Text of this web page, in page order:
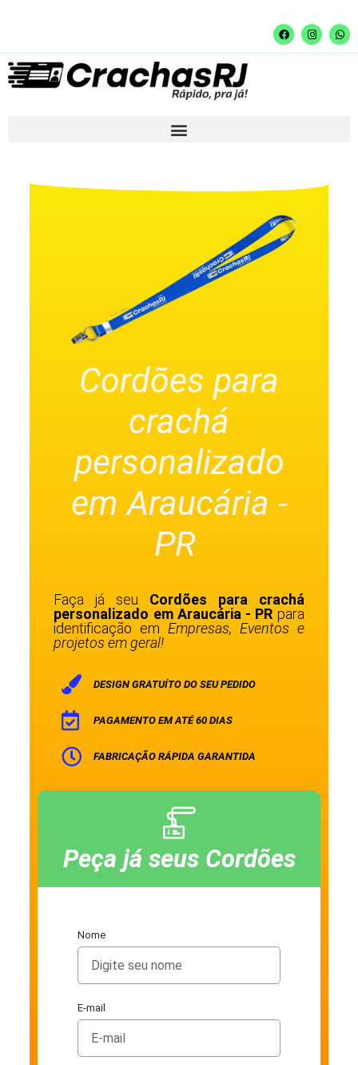
Cordões para
crachá
personalizado
em Araucária -
PR
Faça já seu Cordões para crachá
personalizado em Araucária - PR para
identificação em Empresas, Eventos e
projetos em geral!
DESIGN GRATUÍTO DO SEU PEDIDO
PAGAMENTO EM ATÉ 60 DIAS
FABRICAÇÃO RÁPIDA GARANTIDA
Peça já seus Cordões
Nome
E-mail